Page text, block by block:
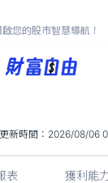
您的股市智慧導航！
-0.35%
新時間： 2026/08/06
表 獲利能